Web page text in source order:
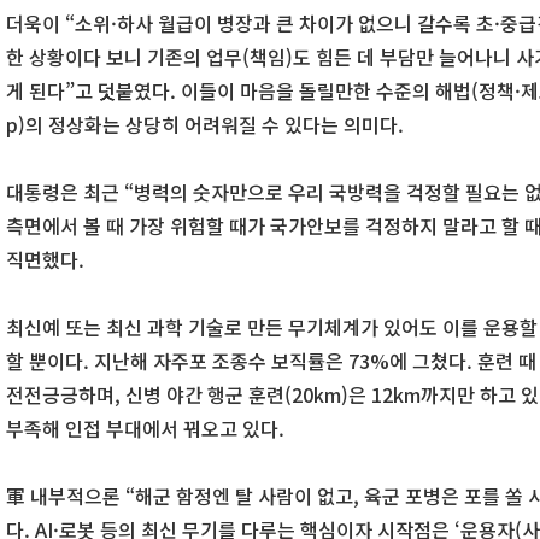
더욱이 “소위·하사 월급이 병장과 큰 차이가 없으니 갈수록 초·중
한 상황이다 보니 기존의 업무(책임)도 힘든 데 부담만 늘어나니
게 된다”고 덧붙였다. 이들이 마음을 돌릴만한 수준의 해법(정책
p)의 정상화는 상당히 어려워질 수 있다는 의미다.
대통령은 최근 “병력의 숫자만으로 우리 국방력을 걱정할 필요는
측면에서 볼 때 가장 위험할 때가 국가안보를 걱정하지 말라고 할
직면했다.
최신예 또는 최신 과학 기술로 만든 무기체계가 있어도 이를 운용
할 뿐이다. 지난해 자주포 조종수 보직률은 73%에 그쳤다. 훈련
전전긍긍하며, 신병 야간 행군 훈련(20km)은 12km까지만 하고
부족해 인접 부대에서 꿔오고 있다.
軍 내부적으론 “해군 함정엔 탈 사람이 없고, 육군 포병은 포를 쏠
다. AI·로봇 등의 최신 무기를 다루는 핵심이자 시작점은 ‘운용자(